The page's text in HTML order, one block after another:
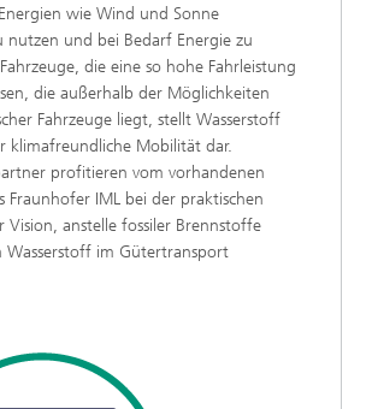
wie Wind und Sonne
nutzen und bei Bedarf Energie zu
die eine so hohe Fahrleistung
die außerhalb der Möglichkeiten
Fahrzeuge liegt, stellt Wasserstoff
klimafreundliche Mobilität dar.
profitieren vom vorhandenen
Fraunhofer IML bei der praktischen
Vision, anstelle fossiler Brennstoffe
Wasserstoff im Gütertransport